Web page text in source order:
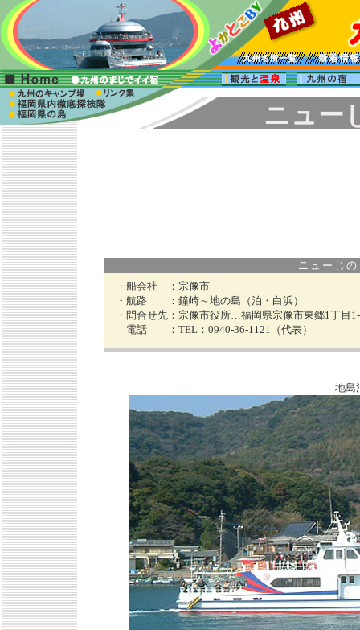
ニュー
ニューじ
・船会社 ： 宗像市
・航路 ： 鐘崎～地の島（泊・白浜）
・問合せ先： 宗像市役所…福岡県宗像市東郷1丁目
電話 ： TEL：0940-36-1121（代表）
地島